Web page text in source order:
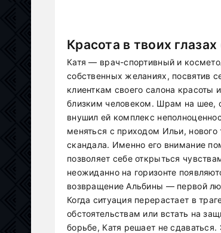
Красота в твоих
Катя — врач-спортивный и
собственных желаниях, посвятив
клиенткам своего салона
близким человеком. Шрам на шее,
внушил ей комплекс
меняться с приходом Ильи, нового
скандала. Именно его внимание
позволяет себе открыться
неожиданно на горизонте
возвращение Альбины — первой
Когда ситуация перерастает в
обстоятельствам или встать на
борьбе, Катя решает не